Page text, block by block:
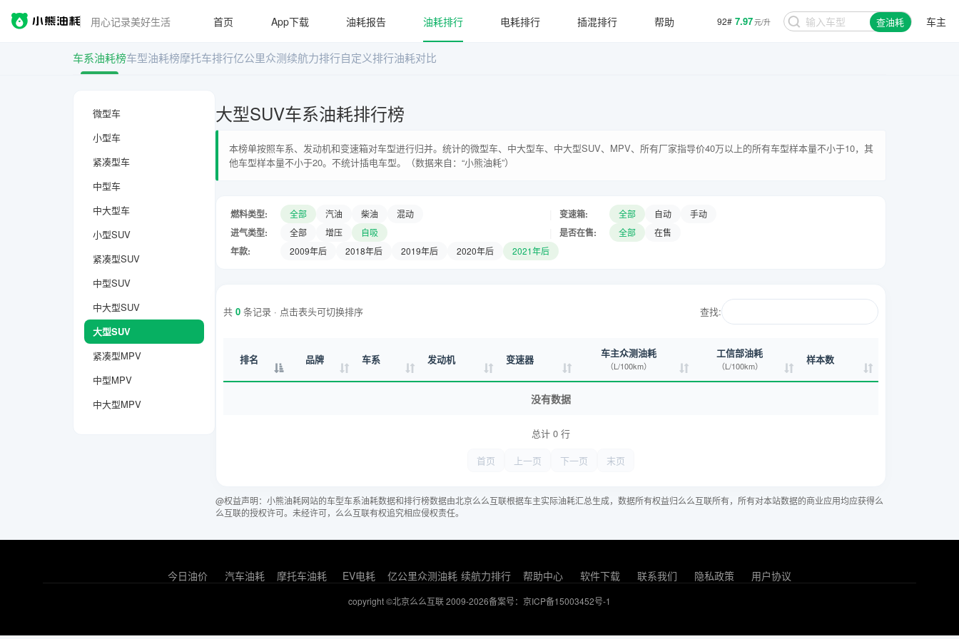
用心记录美好生活 92# 7.97元/升 查油耗 车主
首页 App下载 油耗报告 油耗排行 电耗排行 插混排行 帮助
车系油耗榜车型油耗榜摩托车排行亿公里众测续航力排行自定义排行油耗对比
微型车
小型车
紧凑型车
中型车
中大型车
小型SUV
紧凑型SUV
中型SUV
中大型SUV
大型SUV
紧凑型MPV
中型MPV
中大型MPV
大型SUV车系油耗排行榜
本榜单按照车系、发动机和变速箱对车型进行归并。统计的微型车、中大型车、中大型SUV、MPV、所有厂家指导价40万以上的所有车型样本量不小于10，其
他车型样本量不小于20。不统计插电车型。（数据来自：“小熊油耗”）
燃料类型: 全部 汽油 柴油 混动 变速箱: 全部 自动 手动
进气类型: 全部 增压 自吸 是否在售: 全部 在售
年款: 2009年后 2018年后 2019年后 2020年后 2021年后
共 0 条记录 · 点击表头可切换排序 查找:
排名 品牌 车系 发动机 变速器 车主众测油耗
（L/100km）
工信部油耗
（L/100km） 样本数
没有数据
总计 0 行
首页
上一页 下一页 末页
@权益声明：小熊油耗网站的车型车系油耗数据和排行榜数据由北京么么互联根据车主实际油耗汇总生成，数据所有权益归么么互联所有，所有对本站数据的商业应用均应获得么
么互联的授权许可。未经许可，么么互联有权追究相应侵权责任。
今日油价 汽车油耗 摩托车油耗 EV电耗 亿公里众测油耗 续航力排行 帮助中心 软件下载 联系我们 隐私政策 用户协议
copyright ©北京么么互联 2009-2026备案号：京ICP备15003452号-1